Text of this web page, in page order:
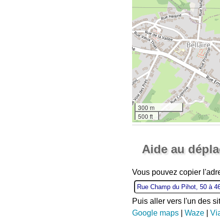
300 m
500 ft
Aide au
Vous pouvez copier
Puis aller vers l'un des
Google maps| Waze|